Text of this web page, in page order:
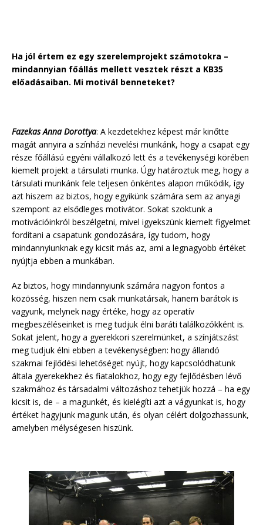
Ha jól értem ez egy szerelemprojekt számotokra –
mindannyian főállás mellett vesztek részt a KB35
előadásaiban. Mi motivál benneteket?
Fazekas Anna Dorottya: A kezdetekhez képest már kinőtte
magát annyira a színházi nevelési munkánk, hogy a csapat egy
része főállású egyéni vállalkozó lett és a tevékenységi körében
kiemelt projekt a társulati munka. Úgy határoztuk meg, hogy a
társulati munkánk fele teljesen önkéntes alapon működik, így
azt hiszem az biztos, hogy egyikünk számára sem az anyagi
szempont az elsődleges motivátor. Sokat szoktunk a
motivációinkról beszélgetni, mivel igyekszünk kiemelt figyelmet
fordítani a csapatunk gondozására, így tudom, hogy
mindannyiunknak egy kicsit más az, ami a legnagyobb értéket
nyújtja ebben a munkában.
Az biztos, hogy mindannyiunk számára nagyon fontos a
közösség, hiszen nem csak munkatársak, hanem barátok is
vagyunk, melynek nagy értéke, hogy az operatív
megbeszéléseinket is meg tudjuk élni baráti találkozókként is.
Sokat jelent, hogy a gyerekkori szerelmünket, a színjátszást
meg tudjuk élni ebben a tevékenységben: hogy állandó
szakmai fejlődési lehetőséget nyújt, hogy kapcsolódhatunk
általa gyerekekhez és fiatalokhoz, hogy egy fejlődésben lévő
szakmához és társadalmi változáshoz tehetjük hozzá – ha egy
kicsit is, de – a magunkét, és kielégíti azt a vágyunkat is, hogy
értéket hagyjunk magunk után, és olyan célért dolgozhassunk,
amelyben mélységesen hiszünk.